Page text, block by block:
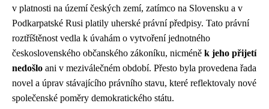
v platnosti na území českých zemí, zatímco na Slovensku a v
Podkarpatské Rusi platily uherské právní předpisy. Tato právní
roztříštěnost vedla k úvahám o vytvoření jednotného
československého občanského zákoníku, nicméně k jeho přijetí
nedošlo ani v meziválečném období. Přesto byla provedena řada
novel a úprav stávajícího právního stavu, které reflektovaly nové
společenské poměry demokratického státu.